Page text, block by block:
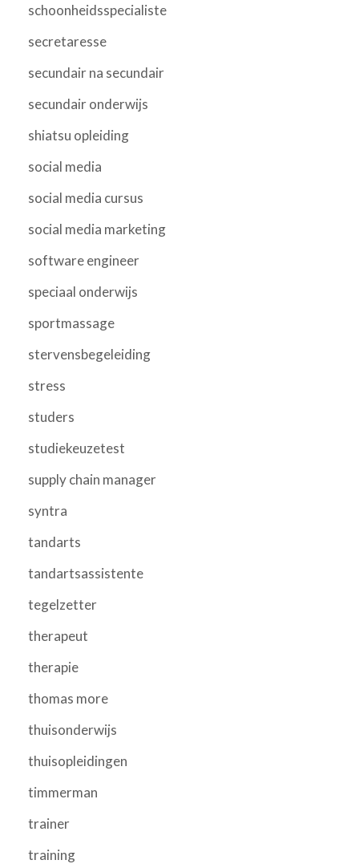
schoonheidsspecialiste
secretaresse
secundair na secundair
secundair onderwijs
shiatsu opleiding
social media
social media cursus
social media marketing
software engineer
speciaal onderwijs
sportmassage
stervensbegeleiding
stress
studers
studiekeuzetest
supply chain manager
syntra
tandarts
tandartsassistente
tegelzetter
therapeut
therapie
thomas more
thuisonderwijs
thuisopleidingen
timmerman
trainer
training